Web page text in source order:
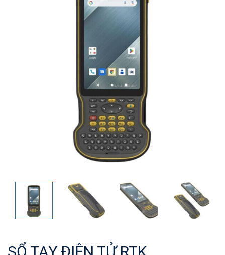
SỔ TAY ĐIỆN TỬ RTK